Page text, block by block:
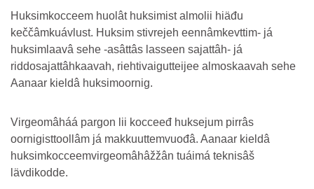
Huksimkocceem huolât huksimist almolii hiäđu
keččâmkuávlust. Huksim stivrejeh eennâmkevttim- já
huksimlaavâ sehe -asâttâs lasseen sajattâh- já
riddosajattâhkaavah, riehtivaigutteijee almoskaavah sehe
Aanaar kieldâ huksimoornig.
Virgeomâháá pargon lii kocceeđ huksejum pirrâs
oornigisttoollâm já makkuuttemvuođâ. Aanaar kieldâ
huksimkocceemvirgeomâhâžžân tuáimá teknisâš
lävdikodde.